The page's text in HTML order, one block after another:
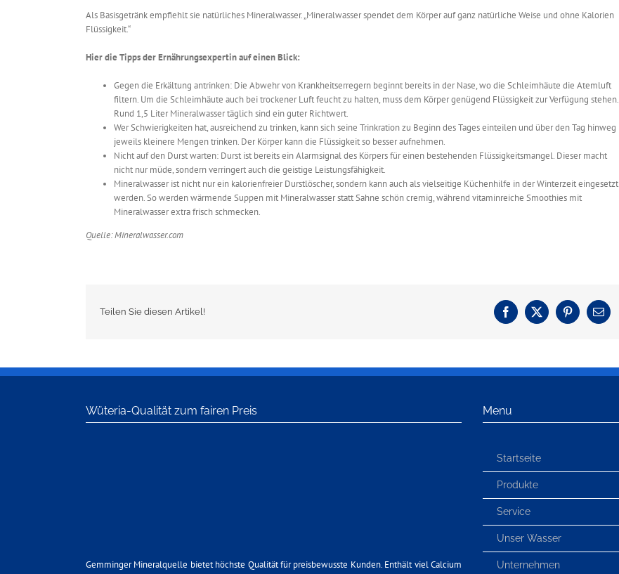
Als Basisgetränk empfiehlt sie natürliches Mineralwasser. „Mineralwasser spendet dem Körper auf ganz natürliche Weise und ohne Kalorien
Flüssigkeit.“
Hier die Tipps der Ernährungsexpertin auf einen Blick:
Gegen die Erkältung antrinken: Die Abwehr von Krankheitserregern beginnt bereits in der Nase, wo die Schleimhäute die Atemluft
filtern. Um die Schleimhäute auch bei trockener Luft feucht zu halten, muss dem Körper genügend Flüssigkeit zur Verfügung stehen.
Rund 1,5 Liter Mineralwasser täglich sind ein guter Richtwert.
Wer Schwierigkeiten hat, ausreichend zu trinken, kann sich seine Trinkration zu Beginn des Tages einteilen und über den Tag hinweg
jeweils kleinere Mengen trinken. Der Körper kann die Flüssigkeit so besser aufnehmen.
Nicht auf den Durst warten: Durst ist bereits ein Alarmsignal des Körpers für einen bestehenden Flüssigkeitsmangel. Dieser macht
nicht nur müde, sondern verringert auch die geistige Leistungsfähigkeit.
Mineralwasser ist nicht nur ein kalorienfreier Durstlöscher, sondern kann auch als vielseitige Küchenhilfe in der Winterzeit eingesetzt
werden. So werden wärmende Suppen mit Mineralwasser statt Sahne schön cremig, während vitaminreiche Smoothies mit
Mineralwasser extra frisch schmecken.
Quelle: Mineralwasser.com
Teilen Sie diesen Artikel! Facebook
X PinterestE-
Mail
Wüteria-Qualität zum fairen Preis
Gemminger Mineralquelle bietet höchste Qualität für preisbewusste Kunden. Enthält viel Calcium
Menu
Startseite
Produkte
Service
Unser Wasser
Unternehmen